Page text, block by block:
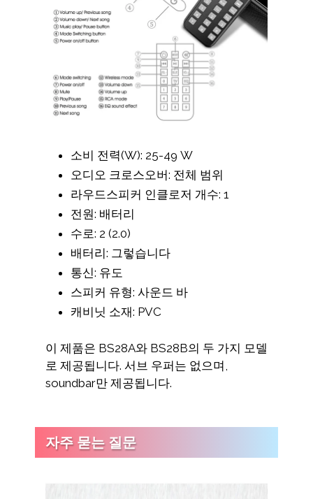
소비 전력(W): 25-49 W
오디오 크로스오버: 전체 범위
라우드스피커 인클로저 개수: 1
전원: 배터리
수로: 2 (2.0)
배터리: 그렇습니다
통신: 유도
스피커 유형: 사운드 바
캐비닛 소재: PVC
이 제품은 BS28A와 BS28B의 두 가지 모델
로 제공됩니다. 서브 우퍼는 없으며,
soundbar만 제공됩니다.
자주 묻는 질문